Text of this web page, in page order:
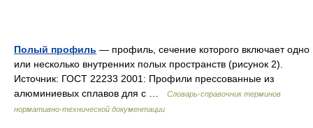
Полый профиль — профиль, сечение которого включает одно
или несколько внутренних полых пространств (рисунок 2).
Источник: ГОСТ 22233 2001: Профили прессованные из
алюминиевых сплавов для с …
Словарь-справочник терминов
нормативно-технической документации